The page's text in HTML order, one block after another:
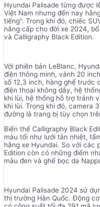
Hyundai Palisade từng được
Việt Nam nhưng đến nay
tiếng”. Trong khi đó, chiếc
nâng cấp cho đời xe 2024,
và Calligraphy Black Edition.
Với phiên bản LeBlanc,
điện thông minh, vành 20
số 12,3 inch, hàng ghế trước
điện thoại không dây, hệ
khi lùi, hệ thống hỗ trợ tránh
khi lùi. Trong khi đó, camera
đường là trang bị tùy chọn
Biến thể Calligraphy Black
màu tối như lưới tản nhiệt,
hãng xe Hyundai. So với các
Edition còn có những điểm
màu đen và ghế bọc da
Hyundai Palisade 2024 sử
thị trường Hàn Quốc. Động